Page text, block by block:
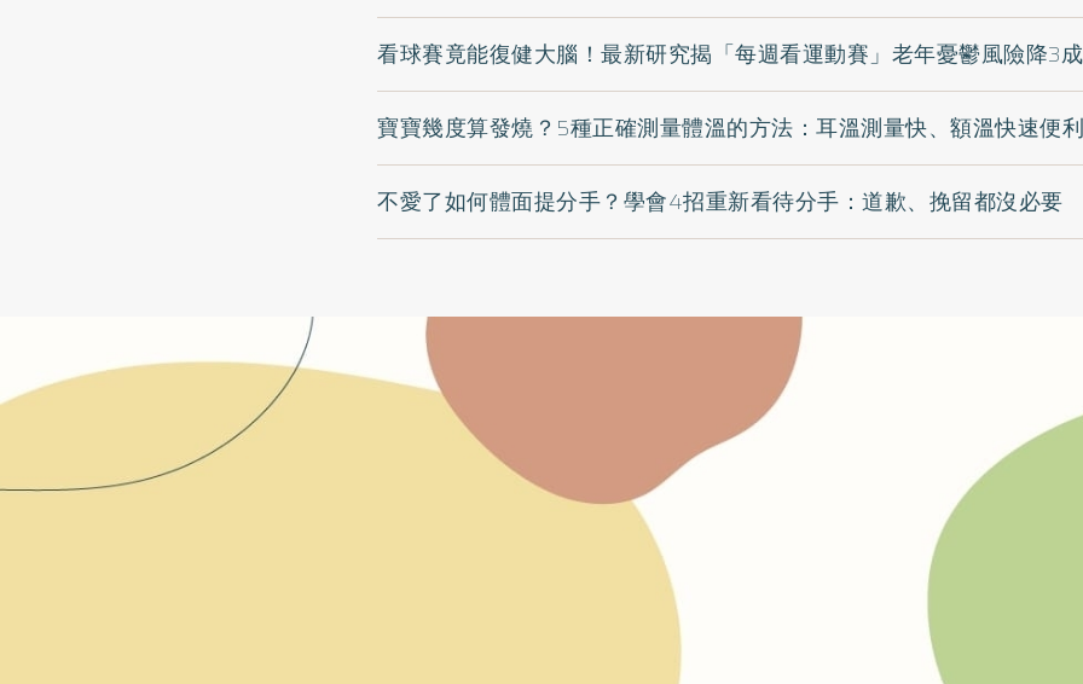
看球賽竟能復健大腦！最新研究揭「每週看運動賽」老年憂鬱風險降3成
寶寶幾度算發燒？5種正確測量體溫的方法：耳溫測量快、額溫快速便利
不愛了如何體面提分手？學會4招重新看待分手：道歉、挽留都沒必要